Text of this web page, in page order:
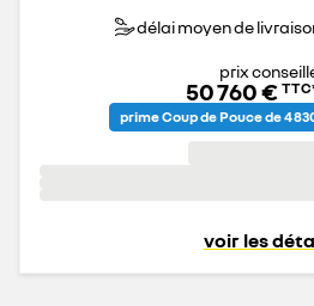
délai moyen de
prix
50 760 € TTC
prime Coup de Pouce de 4
voir les